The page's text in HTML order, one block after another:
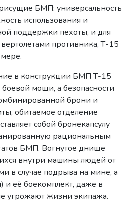
БМП: универсальность
использования и
поддержки пехоты, и для
противника, Т-15
в конструкции БМП Т-15
мощи, а безопасности
брони и
обитаемое отделение
собой бронекапсулу
рациональным
БМП. Вогнутое днище
внутри машины людей от
в случае подрыва на мине, а
и её боекомплект, даже в
угрожают жизни экипажа.